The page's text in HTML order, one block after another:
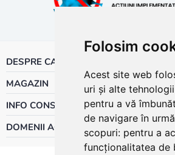
Folosim
Acest site web
uri și alte
pentru a vă
de navigare în
scopuri: pentru a
funcționalitatea de
DESPRE CALOR
MAGAZIN
INFO CONSUMATOR
DOMENII ACTIVITATE